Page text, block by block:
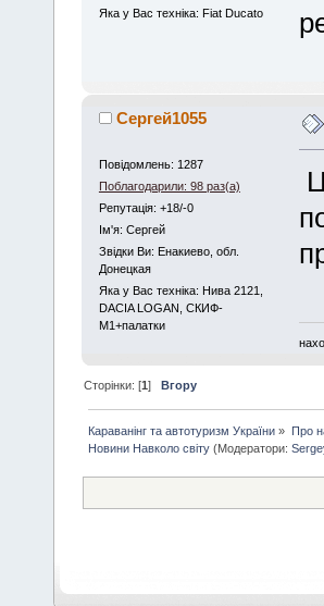
Яка у Вас техніка: Fiat Ducato
Сергей1055
Повідомлень: 1287
Поблагодарили: 98 раз(а)
Репутація: +18/-0
Iм'я: Сергей
Звідки Ви: Енакиево, обл.
Донецкая
Яка у Вас техніка: Нива 2121,
DACIA LOGAN, СКИФ-
М1+палатки
Сторінки: [1]Вгору
Караванінг та автотуризм України » Про
Новини Навколо світу (Модератори: